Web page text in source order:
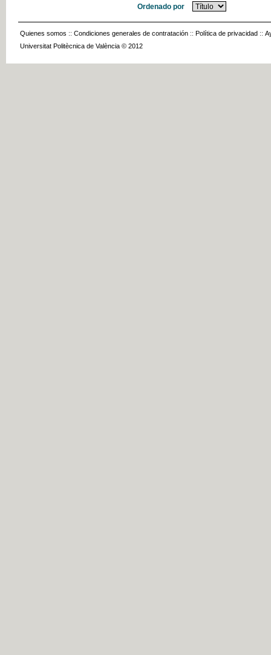
Ordenado por
Quienes somos :: Condiciones generales de contratación :: Política de privacidad ::
Universitat Politècnica de València © 2012